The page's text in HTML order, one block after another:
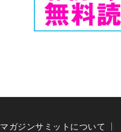
マガジンサミットについて